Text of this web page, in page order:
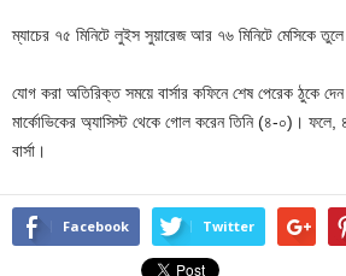
ম্যাচের ৭৫ মিনিটে লুইস সুয়ারেজ আর ৭৬ মিনিটে মেসিকে
যোগ করা অতিরিক্ত সময়ে বার্সার কফিনে শেষ পেরেক ঠুকে
মার্কোভিকের অ্যাসিস্ট থেকে গোল করেন তিনি (৪-০)। ফলে,
বার্সা।
Facebook Twitter